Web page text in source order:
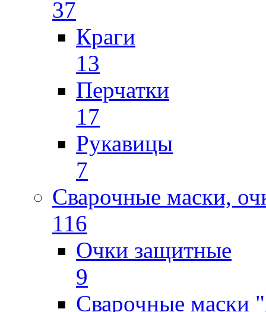
37
Краги
13
Перчатки
17
Рукавицы
7
Сварочные маски,
116
Очки защитные
9
Сварочные маски